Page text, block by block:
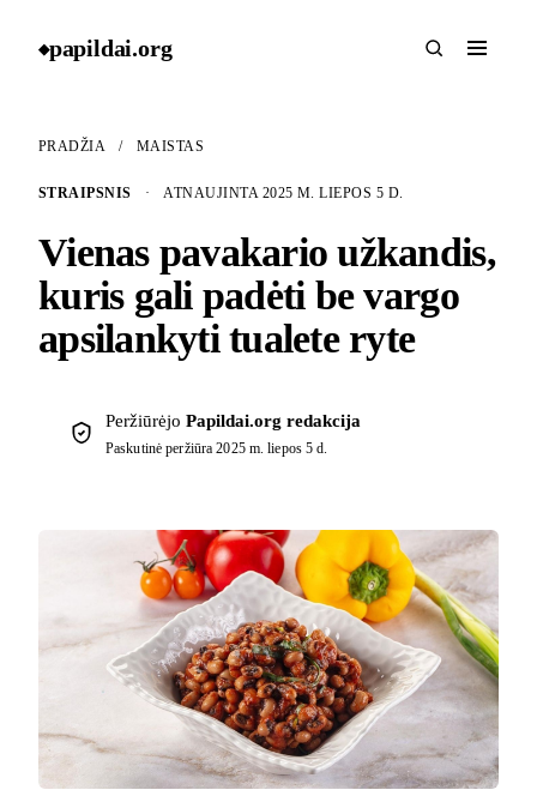
◆papildai.org
PRADŽIA / MAISTAS
STRAIPSNIS · ATNAUJINTA 2025 M. LIEPOS 5 D.
Vienas pavakario užkandis,
kuris gali padėti be vargo
apsilankyti tualete ryte
Peržiūrėjo Papildai.org redakcija
Paskutinė peržiūra2025 m. liepos 5 d.